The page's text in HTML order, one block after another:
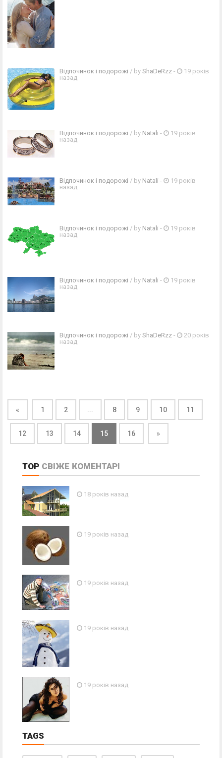
Відпочинок і подорожі / by ShaDeRzz -
19 років
назад
Відпочинок і подорожі / by Natali -
19 років
назад
Відпочинок і подорожі / by Natali -
19 років
назад
Відпочинок і подорожі / by Natali -
19 років
назад
Відпочинок і подорожі / by Natali -
19 років
назад
Відпочинок і подорожі / by ShaDeRzz -
20 років
назад
« 1 2 ... 8 9 10 11
12 13 14 15 16 »
TOP СВІЖЕ КОМЕНТАРІ
18 років назад
19 років назад
19 років назад
19 років назад
19 років назад
TAGS